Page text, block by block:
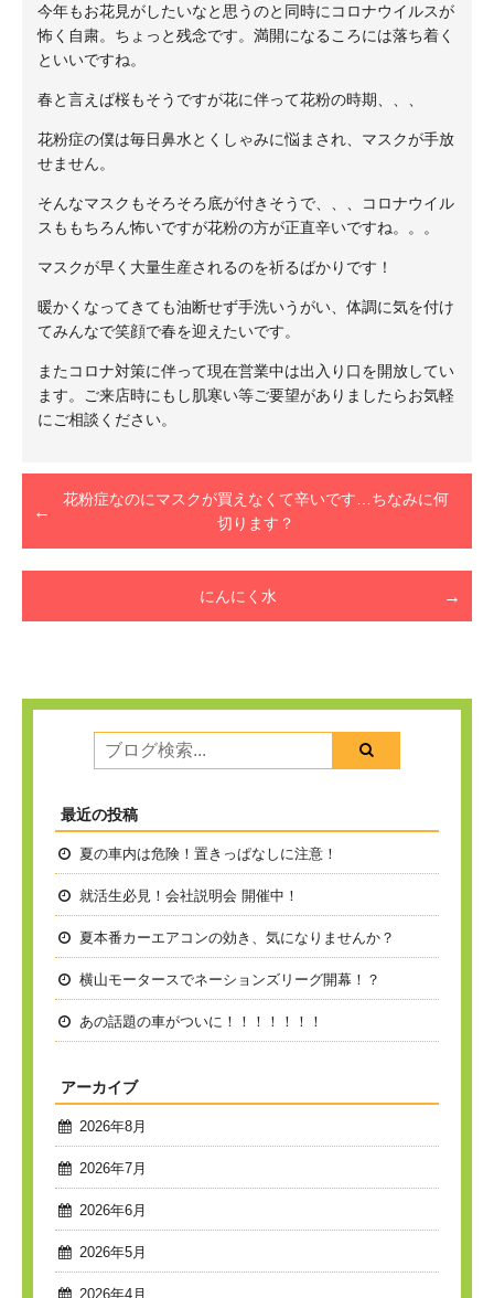
今年もお花見がしたいなと思うのと同時にコロナウイルスが
怖く自粛。ちょっと残念です。満開になるころには落ち着く
といいですね。
春と言えば桜もそうですが花に伴って花粉の時期、、、
花粉症の僕は毎日鼻水とくしゃみに悩まされ、マスクが手放
せません。
そんなマスクもそろそろ底が付きそうで、、、コロナウイル
スももちろん怖いですが花粉の方が正直辛いですね。。。
マスクが早く大量生産されるのを祈るばかりです！
暖かくなってきても油断せず手洗いうがい、体調に気を付け
てみんなで笑顔で春を迎えたいです。
またコロナ対策に伴って現在営業中は出入り口を開放してい
ます。ご来店時にもし肌寒い等ご要望がありましたらお気軽
にご相談ください。
花粉症なのにマスクが買えなくて辛いです…ちなみに何
切ります？
にんにく水
最近の投稿
夏の車内は危険！置きっぱなしに注意！
就活生必見！会社説明会 開催中！
夏本番カーエアコンの効き、気になりませんか？
横山モータースでネーションズリーグ開幕！？
あの話題の車がついに！！！！！！！
アーカイブ
2026年8月
2026年7月
2026年6月
2026年5月
2026年4月